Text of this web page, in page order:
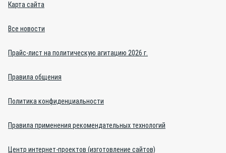
Карта сайта
Все новости
Прайс-лист на политическую агитацию 2026 г.
Правила общения
Политика конфиденциальности
Правила применения рекомендательных технологий
Центр интернет-проектов (изготовление сайтов)